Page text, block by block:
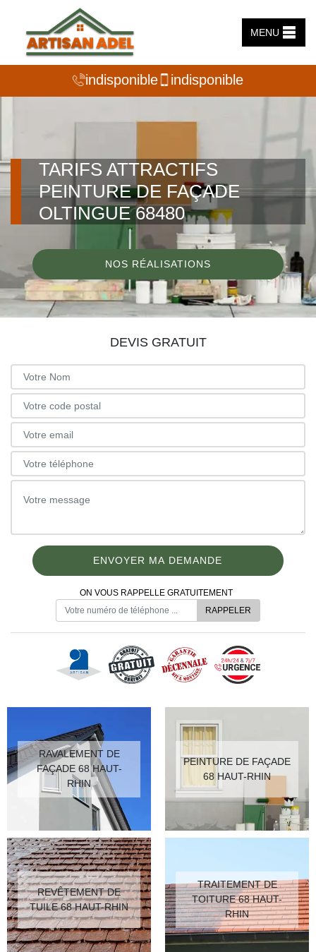
MENU
indisponible indisponible
TARIFS ATTRACTIFS
PEINTURE DE FAÇADE
OLTINGUE 68480
NOS RÉALISATIONS
DEVIS GRATUIT
ON VOUS RAPPELLE GRATUITEMENT
RAVALEMENT DE
FAÇADE 68 HAUT-
RHIN
PEINTURE DE FAÇADE
68 HAUT-RHIN
REVÊTEMENT DE
TUILE 68 HAUT-RHIN
TRAITEMENT DE
TOITURE 68 HAUT-
RHIN